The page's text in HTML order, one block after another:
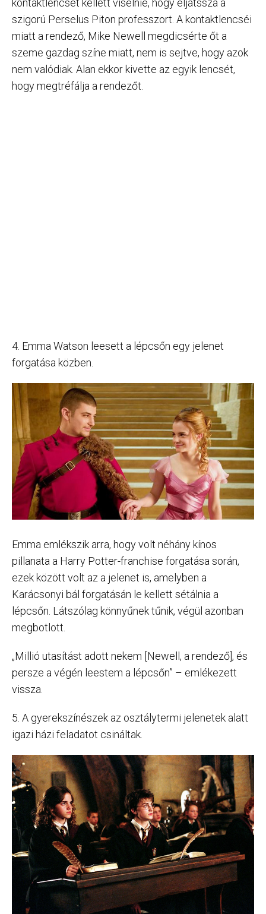
kontaktlencsét kellett viselnie, hogy eljátssza a
szigorú Perselus Piton professzort. A kontaktlencséi
miatt a rendező, Mike Newell megdicsérte őt a
szeme gazdag színe miatt, nem is sejtve, hogy azok
nem valódiak. Alan ekkor kivette az egyik lencsét,
hogy megtréfálja a rendezőt.
4. Emma Watson leesett a lépcsőn egy jelenet
forgatása közben.
Emma emlékszik arra, hogy volt néhány kínos
pillanata a Harry Potter-franchise forgatása során,
ezek között volt az a jelenet is, amelyben a
Karácsonyi bál forgatásán le kellett sétálnia a
lépcsőn. Látszólag könnyűnek tűnik, végül azonban
megbotlott.
„Millió utasítást adott nekem [Newell, a rendező], és
persze a végén leestem a lépcsőn” – emlékezett
vissza.
5. A gyerekszínészek az osztálytermi jelenetek alatt
igazi házi feladatot csináltak.